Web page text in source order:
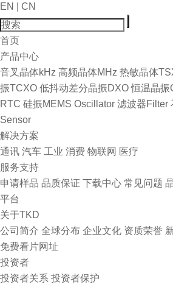
EN CN
首页
产品中心
音叉晶体kHz 高频晶体MHz 热敏晶体
振TCXO 低抖动差分晶振DXO 恒温晶振
RTC 硅振MEMS Oscillator 滤波器Filter
Sensor
解决方案
通讯 汽车 工业 消费 物联网 医疗
服务支持
申请样品 品质保证 下载中心 常见问题
平台
关于TKD
公司简介 全球分布 企业文化 资质荣誉
免费看片网址
投资者
投资者关系 投资者保护